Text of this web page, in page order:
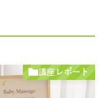
講座レポート